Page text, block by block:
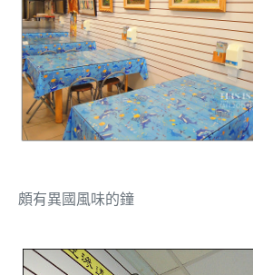
頗有異國風味的鐘